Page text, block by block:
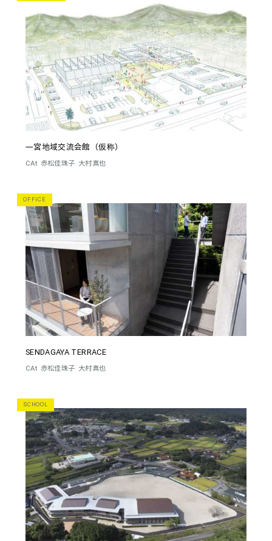
一宮地域交流会館（仮称）
CAt 赤松佳珠子 大村真也
OFFICE
SENDAGAYA TERRACE
CAt 赤松佳珠子 大村真也
SCHOOL